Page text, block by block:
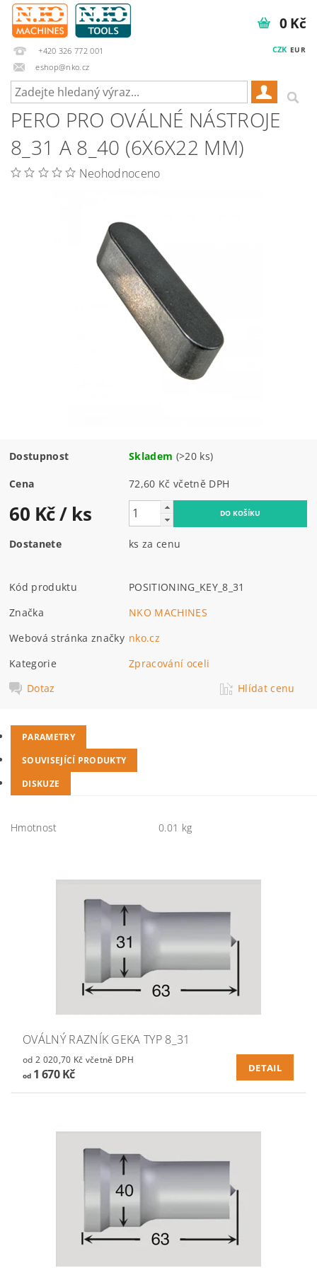
+420 326 772 001
eshop@nko.cz
CZK EUR
0 Kč
PERO PRO OVÁLNÉ NÁSTROJE
8_31 A 8_40 (6X6X22 MM)
Neohodnoceno
Dostupnost Skladem (>20 ks)
Cena 72,60 Kč včetně DPH
60 Kč/ ks
Dostanete ks za cenu
Kód produktu
POSITIONING_KEY_8_31
Značka
NKO MACHINES
Webová stránka značky nko.cz
Kategorie
Zpracování oceli
Dotaz
Hlídat cenu
PARAMETRY
SOUVISEJÍCÍ PRODUKTY
DISKUZE
Hmotnost 0.01 kg
OVÁLNÝ RAZNÍK GEKA TYP 8_31
od 2 020,70 Kč včetně DPH
od1 670 Kč DETAIL